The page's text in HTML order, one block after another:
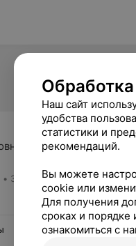
• Зав.
Стаж 13
Терапевт
Нет
Наш сайт
удобства
статистики и
рекомендаций.
Вы можете
cookie или
Для получения
сроках и
ознакомиться с